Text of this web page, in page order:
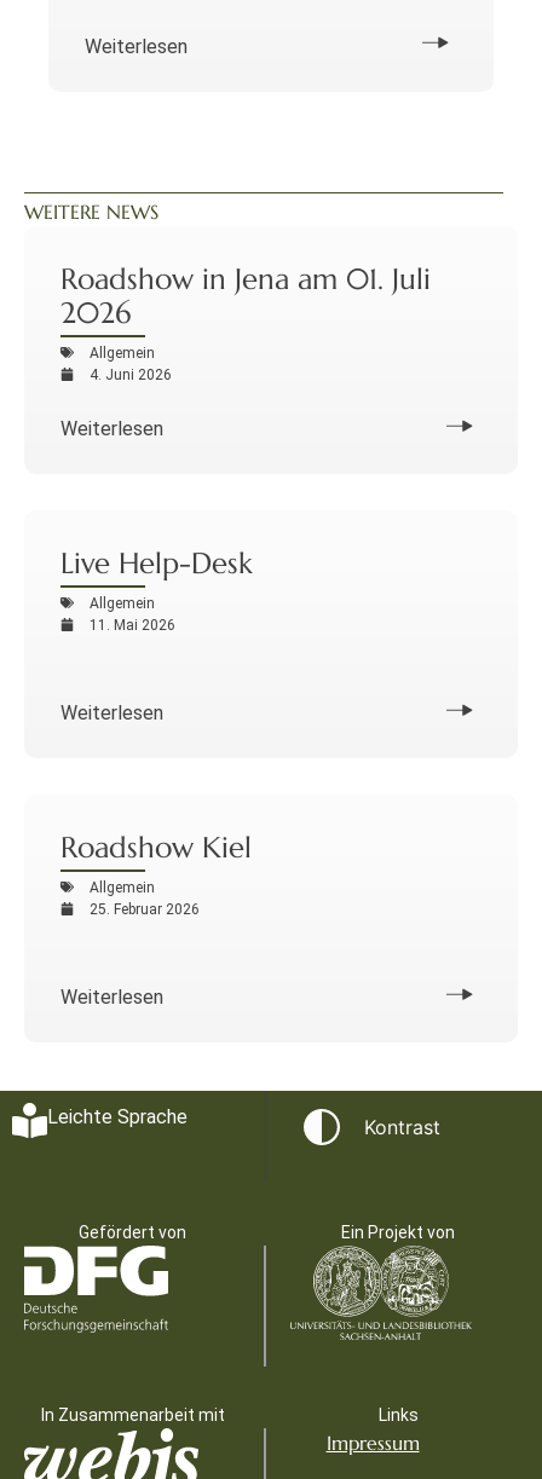
Weiterlesen
WEITERE NEWS
Roadshow in Jena am 01. Juli
2026
Allgemein
4. Juni 2026
Weiterlesen
Live Help-Desk
Allgemein
11. Mai 2026
Weiterlesen
Roadshow Kiel
Allgemein
25. Februar 2026
Weiterlesen
Leichte Sprache Kontrast
Gefördert von Ein Projekt von
In Zusammenarbeit mit Links
Impressum